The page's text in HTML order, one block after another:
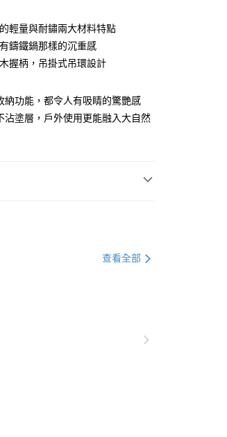
輕量與耐鏽兩大材料特點
鑄鐵鍋那樣的沉重感
握柄，吊掛式吊環設計
納功能，都令人有吸睛的驚艷感
沾塗層，戶外使用更能融入大自然
查看全部